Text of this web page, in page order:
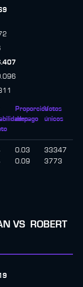
Proporción
de pago
Votos
únicos
0.03
33347
0.09 3773
VS
ROBERT